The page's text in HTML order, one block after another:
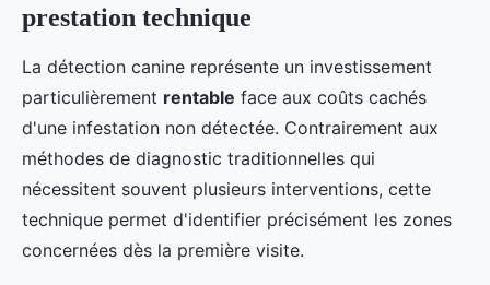
prestation technique
La détection canine représente un investissement
particulièrement rentable face aux coûts cachés
d'une infestation non détectée. Contrairement aux
méthodes de diagnostic traditionnelles qui
nécessitent souvent plusieurs interventions, cette
technique permet d'identifier précisément les zones
concernées dès la première visite.